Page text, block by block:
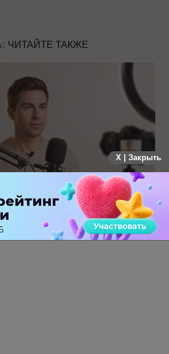
ЧИТАЙТЕ ТАКЖЕ
маркетинга вошел в фазу
лет роста
X | Закрыть